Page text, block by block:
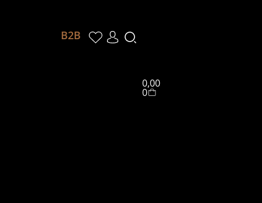
B2B
0,00
0